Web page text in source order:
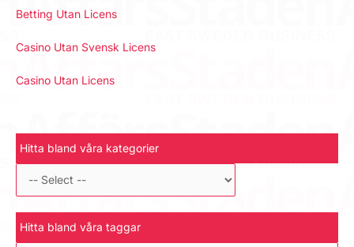
Betting Utan Licens
Casino Utan Svensk Licens
Casino Utan Licens
Hitta bland våra kategorier
Hitta bland våra taggar